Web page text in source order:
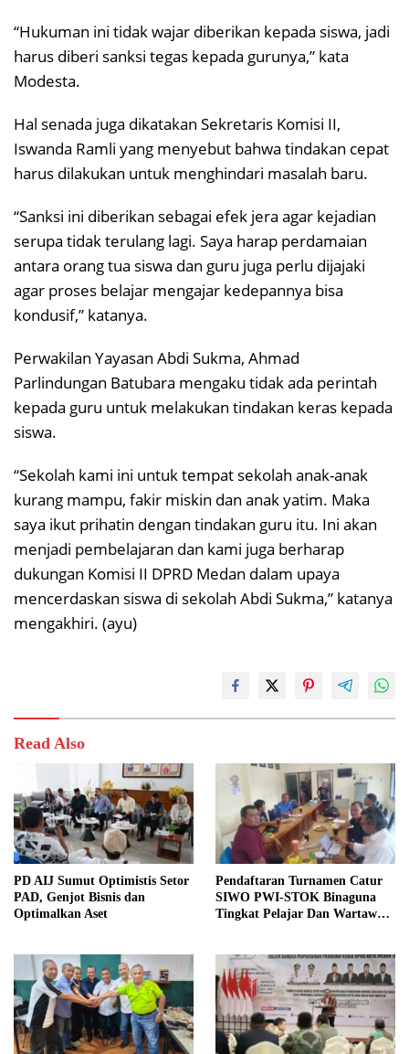
“Hukuman ini tidak wajar diberikan kepada siswa, jadi
harus diberi sanksi tegas kepada gurunya,” kata
Modesta.
Hal senada juga dikatakan Sekretaris Komisi II,
Iswanda Ramli yang menyebut bahwa tindakan cepat
harus dilakukan untuk menghindari masalah baru.
“Sanksi ini diberikan sebagai efek jera agar kejadian
serupa tidak terulang lagi. Saya harap perdamaian
antara orang tua siswa dan guru juga perlu dijajaki
agar proses belajar mengajar kedepannya bisa
kondusif,” katanya.
Perwakilan Yayasan Abdi Sukma, Ahmad
Parlindungan Batubara mengaku tidak ada perintah
kepada guru untuk melakukan tindakan keras kepada
siswa.
“Sekolah kami ini untuk tempat sekolah anak-anak
kurang mampu, fakir miskin dan anak yatim. Maka
saya ikut prihatin dengan tindakan guru itu. Ini akan
menjadi pembelajaran dan kami juga berharap
dukungan Komisi II DPRD Medan dalam upaya
mencerdaskan siswa di sekolah Abdi Sukma,” katanya
mengakhiri. (ayu)
Read Also
PD AIJ Sumut Optimistis Setor
PAD, Genjot Bisnis dan
Optimalkan Aset
Pendaftaran Turnamen Catur
SIWO PWI-STOK Binaguna
Tingkat Pelajar Dan Wartawan